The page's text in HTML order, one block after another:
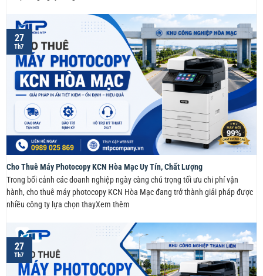
Cho Thuê Máy Photocopy KCN Hòa Mạc Uy Tín, Chất Lượng
Trong bối cảnh các doanh nghiệp ngày càng chú trọng tối ưu chi phí vận
hành, cho thuê máy photocopy KCN Hòa Mạc đang trở thành giải pháp được
nhiều công ty lựa chọn thayXem thêm
27
Th7
27
Th7